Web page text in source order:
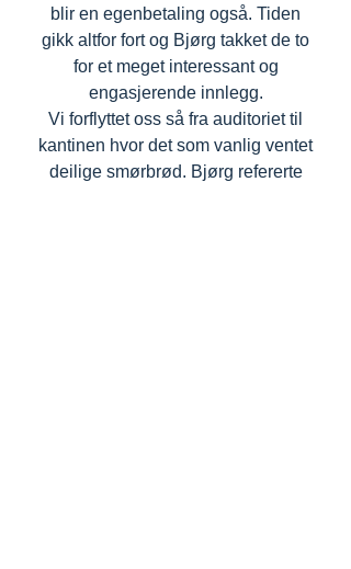
blir en egenbetaling også. Tiden
gikk altfor fort og Bjørg takket de to
for et meget interessant og
engasjerende innlegg.
Vi forflyttet oss så fra auditoriet til
kantinen hvor det som vanlig ventet
deilige smørbrød. Bjørg refererte